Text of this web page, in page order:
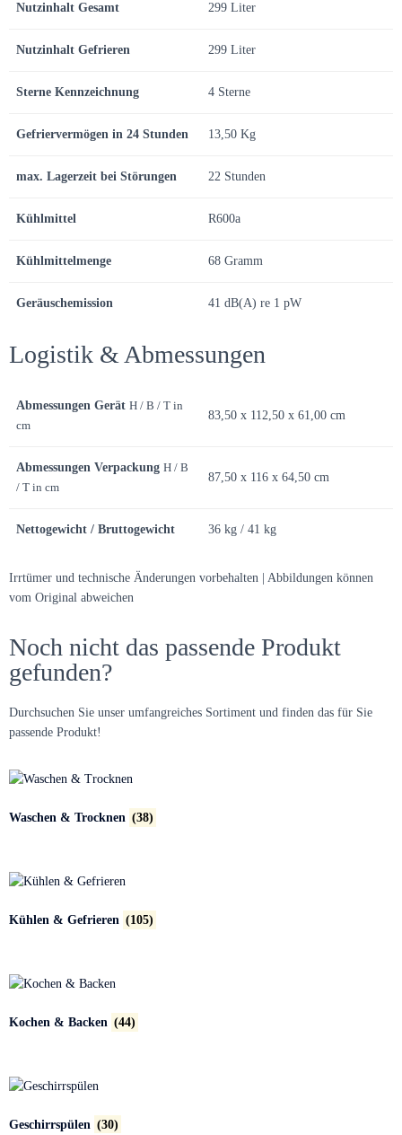
Nutzinhalt Gesamt 299 Liter
Nutzinhalt Gefrieren 299 Liter
Sterne Kennzeichnung 4 Sterne
Gefriervermögen in 24 Stunden 13,50 Kg
max. Lagerzeit bei Störungen 22 Stunden
Kühlmittel R600a
Kühlmittelmenge 68 Gramm
Geräuschemission 41 dB(A) re 1 pW
Logistik & Abmessungen
Abmessungen Gerät H / B / T in
cm
83,50 x 112,50 x 61,00 cm
Abmessungen Verpackung H / B
/ T in cm
87,50 x 116 x 64,50 cm
Nettogewicht / Bruttogewicht 36 kg / 41 kg
Irrtümer und technische Änderungen vorbehalten | Abbildungen können
vom Original abweichen
Noch nicht das passende Produkt
gefunden?
Durchsuchen Sie unser umfangreiches Sortiment und finden das für Sie
passende Produkt!
Waschen & Trocknen (38)
Kühlen & Gefrieren (105)
Kochen & Backen (44)
Geschirrspülen (30)